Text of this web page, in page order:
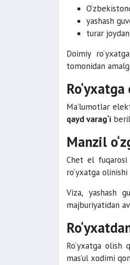
yashash
turar
Doimiy
tomonidan
Ma’lumotlar
qayd varag‘i
Manzil
Chet el fuqarosi
ro‘yxatga
Viza, yashash
majburiyatidan
Ro‘yxatga
mas’ul xodimi